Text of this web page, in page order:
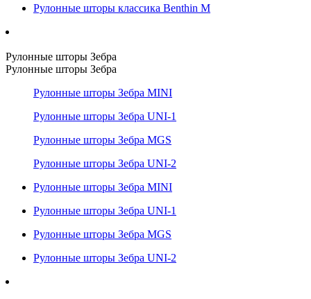
Рулонные шторы классика Benthin M
Рулонные шторы Зебра
Рулонные шторы Зебра
Рулонные шторы Зебра MINI
Рулонные шторы Зебра UNI-1
Рулонные шторы Зебра MGS
Рулонные шторы Зебра UNI-2
Рулонные шторы Зебра MINI
Рулонные шторы Зебра UNI-1
Рулонные шторы Зебра MGS
Рулонные шторы Зебра UNI-2